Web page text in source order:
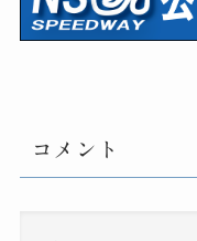
コメント